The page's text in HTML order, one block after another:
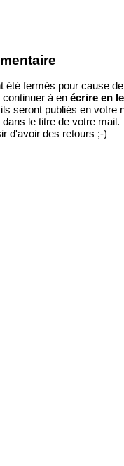
été fermés pour cause
à en écrire en
seront publiés en votre
le titre de votre mail.
d'avoir des retours ;-)